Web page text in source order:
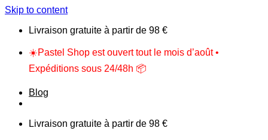
Skip to content
Livraison gratuite à partir de 98 €
☀️Pastel Shop est ouvert tout le mois d’août •
Expéditions sous 24/48h 📦
Blog
Livraison gratuite à partir de 98 €